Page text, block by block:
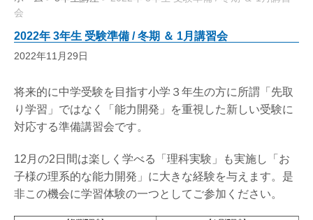
会
2022年 3年生 受験準備 / 冬期 ＆ 1月講習会
2022年11月29日
将来的に中学受験を目指す小学３年生の方に所謂「先取
り学習」ではなく「能力開発」を重視した新しい受験に
対応する準備講習会です。
12月の2日間は楽しく学べる「理科実験」も実施し「お
子様の理系的な能力開発」に大きな経験を与えます。是
非この機会に学習体験の一つとしてご参加ください。